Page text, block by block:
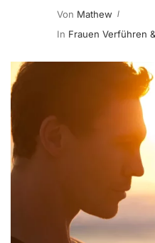
Von Mathew
In Frauen Verführen